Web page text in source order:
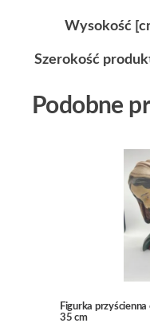
Wysokość
Szerokość
Podobne
Figurka
35 cm